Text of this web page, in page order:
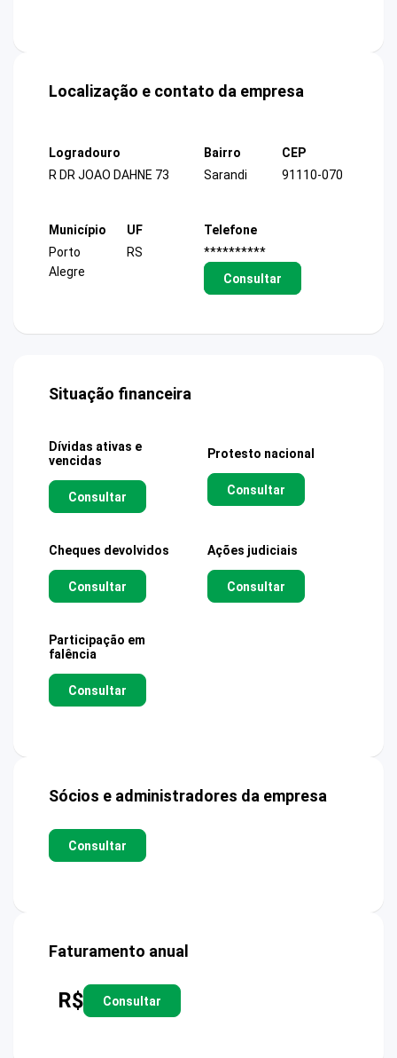
Localização e contato da empresa
Logradouro
R DR JOAO DAHNE 73
Bairro
Sarandi
CEP
91110-070
Município
Porto
Alegre
UF
RS
Telefone
**********
Consultar
Situação financeira
Dívidas ativas e
vencidas
Consultar
Protesto nacional
Consultar
Cheques devolvidos
Consultar
Ações judiciais
Consultar
Participação em
falência
Consultar
Sócios e administradores da empresa
Consultar
Faturamento anual
R$ Consultar